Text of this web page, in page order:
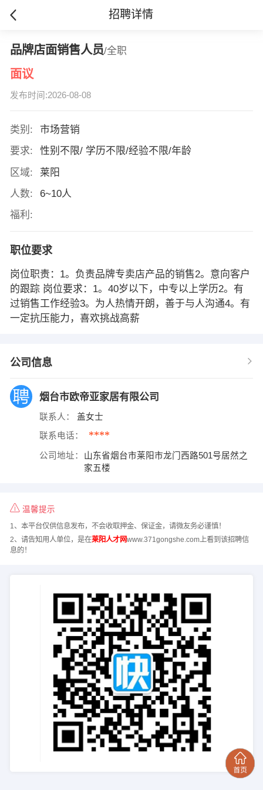
招聘详情
品牌店面销售人员/全职
面议
发布时间:2026-08-08
类别:
市场营销
要求:
性别不限/ 学历不限/经验不限/年龄
区域:
莱阳
人数:
6~10人
福利:
职位要求
岗位职责：1。负责品牌专卖店产品的销售2。意向客户
的跟踪 岗位要求：1。40岁以下，中专以上学历2。有
过销售工作经验3。为人热情开朗，善于与人沟通4。有
一定抗压能力，喜欢挑战高薪
公司信息
烟台市欧帝亚家居有限公司
联系人： 盖女士
联系电话： ****
公司地址：
山东省烟台市莱阳市龙门西路501号居然之
家五楼
温馨提示
1、本平台仅供信息发布，不会收取押金、保证金，请微友务必谨慎！
2、请告知用人单位，是在莱阳人才网www.371gongshe.com上看到该招聘信
息的！